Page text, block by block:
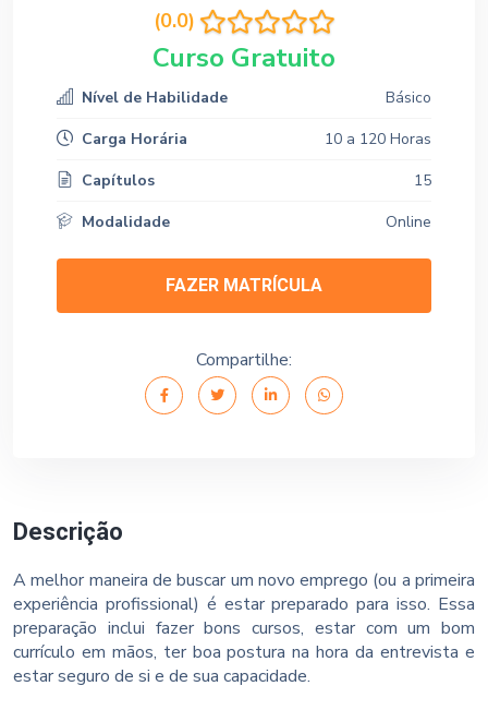
Descrição
A melhor maneira de buscar um novo emprego (ou a primeira
experiência profissional) é estar preparado para isso. Essa
preparação inclui fazer bons cursos, estar com um bom
currículo em mãos, ter boa postura na hora da entrevista e
estar seguro de si e de sua capacidade.
(0.0)
Curso Gratuito
Nível de Habilidade
Básico
Carga Horária
10 a 120 Horas
Capítulos
15
Modalidade
Online
FAZER MATRÍCULA
Compartilhe: